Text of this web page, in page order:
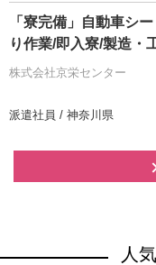
「寮完備」自動車シ
り作業/即入寮/製造・
株式会社京栄センター
派遣社員 / 神奈川県
人